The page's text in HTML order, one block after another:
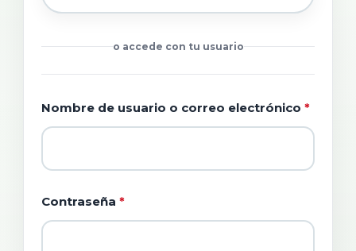
o accede con tu usuario
Nombre de usuario o correo electrónico *
Contraseña *